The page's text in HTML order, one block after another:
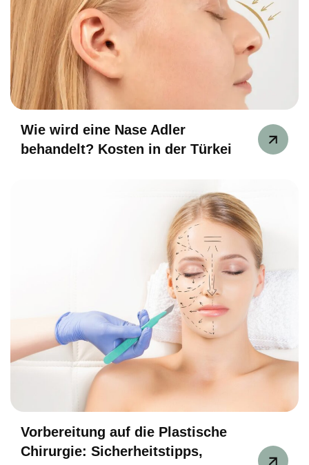
Wie wird eine Nase Adler
behandelt? Kosten in der Türkei
Vorbereitung auf die Plastische
Chirurgie: Sicherheitstipps,